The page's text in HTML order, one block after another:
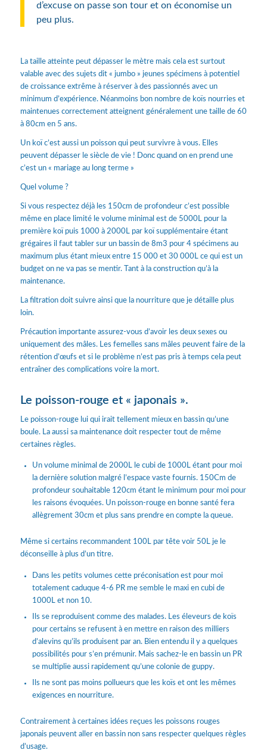
d’excuse on passe son tour et on économise un
peu plus.
La taille atteinte peut dépasser le mètre mais cela est surtout
valable avec des sujets dit « jumbo » jeunes spécimens à potentiel
de croissance extrême à réserver à des passionnés avec un
minimum d’expérience. Néanmoins bon nombre de koïs nourries et
maintenues correctement atteignent généralement une taille de 60
à 80cm en 5 ans.
Un koï c’est aussi un poisson qui peut survivre à vous. Elles
peuvent dépasser le siècle de vie ! Donc quand on en prend une
c’est un « mariage au long terme »
Quel volume ?
Si vous respectez déjà les 150cm de profondeur c’est possible
même en place limité le volume minimal est de 5000L pour la
première koï puis 1000 à 2000L par koï supplémentaire étant
grégaires il faut tabler sur un bassin de 8m3 pour 4 spécimens au
maximum plus étant mieux entre 15 000 et 30 000L ce qui est un
budget on ne va pas se mentir. Tant à la construction qu’à la
maintenance.
La filtration doit suivre ainsi que la nourriture que je détaille plus
loin.
Précaution importante assurez-vous d’avoir les deux sexes ou
uniquement des mâles. Les femelles sans mâles peuvent faire de la
rétention d’œufs et si le problème n’est pas pris à temps cela peut
entraîner des complications voire la mort.
Le poisson-rouge et « japonais ».
Le poisson-rouge lui qui irait tellement mieux en bassin qu’une
boule. La aussi sa maintenance doit respecter tout de même
certaines règles.
Un volume minimal de 2000L le cubi de 1000L étant pour moi
la dernière solution malgré l’espace vaste fournis. 150Cm de
profondeur souhaitable 120cm étant le minimum pour moi pour
les raisons évoquées. Un poisson-rouge en bonne santé fera
allègrement 30cm et plus sans prendre en compte la queue.
Même si certains recommandent 100L par tête voir 50L je le
déconseille à plus d’un titre.
Dans les petits volumes cette préconisation est pour moi
totalement caduque 4-6 PR me semble le maxi en cubi de
1000L et non 10.
Ils se reproduisent comme des malades. Les éleveurs de koïs
pour certains se refusent à en mettre en raison des milliers
d’alevins qu’ils produisent par an. Bien entendu il y a quelques
possibilités pour s’en prémunir. Mais sachez-le en bassin un PR
se multiplie aussi rapidement qu’une colonie de guppy.
Ils ne sont pas moins pollueurs que les koïs et ont les mêmes
exigences en nourriture.
Contrairement à certaines idées reçues les poissons rouges
japonais peuvent aller en bassin non sans respecter quelques règles
d’usage.